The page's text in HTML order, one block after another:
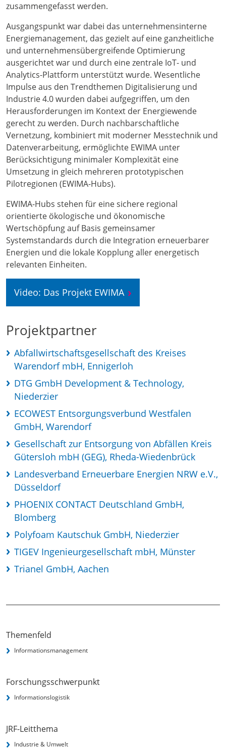
zusammengefasst werden.
Ausgangspunkt war dabei das unternehmensinterne
Energiemanagement, das gezielt auf eine ganzheitliche
und unternehmensübergreifende Optimierung
ausgerichtet war und durch eine zentrale IoT- und
Analytics-Plattform unterstützt wurde. Wesentliche
Impulse aus den Trendthemen Digitalisierung und
Industrie 4.0 wurden dabei aufgegriffen, um den
Herausforderungen im Kontext der Energiewende
gerecht zu werden. Durch nachbarschaftliche
Vernetzung, kombiniert mit moderner Messtechnik und
Datenverarbeitung, ermöglichte EWIMA unter
Berücksichtigung minimaler Komplexität eine
Umsetzung in gleich mehreren prototypischen
Pilotregionen (EWIMA-Hubs).
EWIMA-Hubs stehen für eine sichere regional
orientierte ökologische und ökonomische
Wertschöpfung auf Basis gemeinsamer
Systemstandards durch die Integration erneuerbarer
Energien und die lokale Kopplung aller energetisch
relevanten Einheiten.
Video: Das Projekt EWIMA
Projektpartner
Abfallwirtschaftsgesellschaft des Kreises
Warendorf mbH, Ennigerloh
DTG GmbH Development & Technology,
Niederzier
ECOWEST Entsorgungsverbund Westfalen
GmbH, Warendorf
Gesellschaft zur Entsorgung von Abfällen Kreis
Gütersloh mbH (GEG), Rheda-Wiedenbrück
Landesverband Erneuerbare Energien NRW e.V.,
Düsseldorf
PHOENIX CONTACT Deutschland GmbH,
Blomberg
Polyfoam Kautschuk GmbH, Niederzier
TIGEV Ingenieurgesellschaft mbH, Münster
Trianel GmbH, Aachen
Themenfeld
Informationsmanagement
Forschungsschwerpunkt
Informationslogistik
JRF-Leitthema
Industrie & Umwelt